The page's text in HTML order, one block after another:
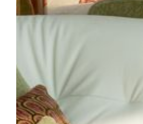
ラスベガスで誕生したMGMの特
「Skylofts」が、ついにマカオに
のロフトをイメージしたデザイン
階からコタイの街を見渡せます。